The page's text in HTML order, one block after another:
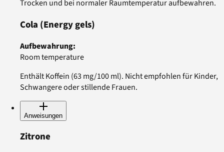
Trocken und bei normaler Raumtemperatur aufbewahren.
Cola (Energy gels)
Aufbewahrung:
Room temperature
Enthält Koffein (63 mg/100 ml). Nicht empfohlen für Kinder,
Schwangere oder stillende Frauen.
Anweisungen
Zitrone